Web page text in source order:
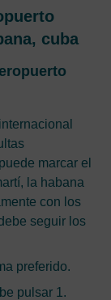
cuba
marcar el
la habana
con los
seguir los
preferido.
pulsar 1.